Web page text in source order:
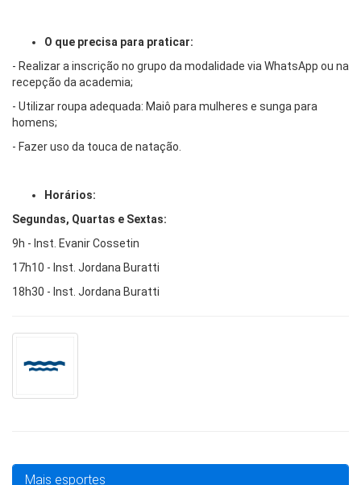
O que precisa para praticar:
- Realizar a inscrição no grupo da modalidade via WhatsApp ou na
recepção da academia;
- Utilizar roupa adequada: Maiô para mulheres e sunga para
homens;
- Fazer uso da touca de natação.
Horários:
Segundas, Quartas e Sextas:
9h - Inst. Evanir Cossetin
17h10 - Inst. Jordana Buratti
18h30 - Inst. Jordana Buratti
Mais esportes